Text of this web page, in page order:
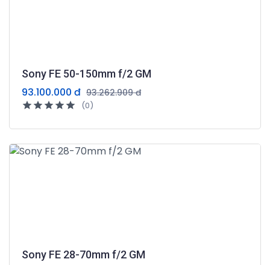
Sony FE 50-150mm f/2 GM
93.100.000 đ 93.262.909 đ
(0)
Sony FE 28-70mm f/2 GM